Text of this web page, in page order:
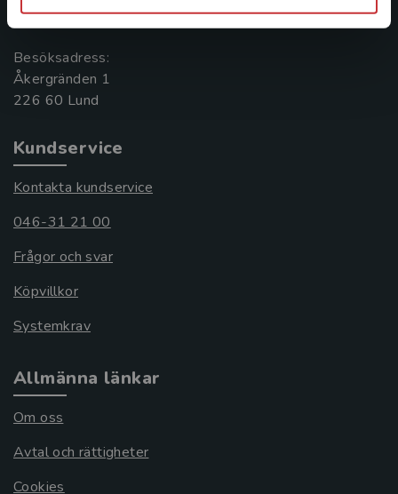
221 00 Lund
Besöksadress:
Åkergränden 1
Kundservice
Kontakta kundservice
046-31 21 00
Frågor och svar
Köpvillkor
Systemkrav
Allmänna länkar
Om oss
Avtal och rättigheter
Cookies